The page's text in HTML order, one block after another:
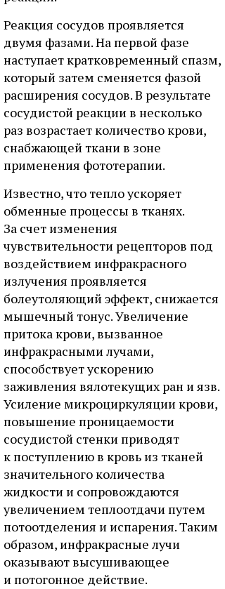
Реакция сосудов проявляется
двумя фазами. На первой фазе
наступает кратковременный спазм,
который затем сменяется фазой
расширения сосудов. В результате
сосудистой реакции в несколько
раз возрастает количество крови,
снабжающей ткани в зоне
применения фототерапии.
Известно, что тепло ускоряет
обменные процессы в тканях.
За счет изменения
чувствительности рецепторов под
воздействием инфракрасного
излучения проявляется
болеутоляющий эффект, снижается
мышечный тонус. Увеличение
притока крови, вызванное
инфракрасными лучами,
способствует ускорению
заживления вялотекущих ран и язв.
Усиление микроциркуляции крови,
повышение проницаемости
сосудистой стенки приводят
к поступлению в кровь из тканей
значительного количества
жидкости и сопровождаются
увеличением теплоотдачи путем
потоотделения и испарения. Таким
образом, инфракрасные лучи
оказывают высушивающее
и потогонное действие.